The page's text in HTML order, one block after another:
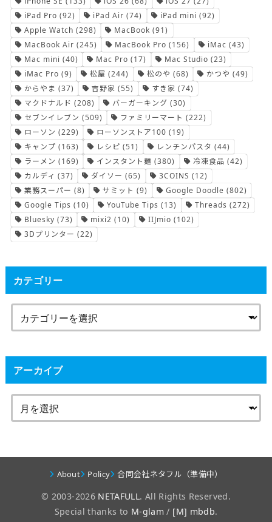
iPad Pro (92) iPad Air (74) iPad mini (92)
Apple Watch (298) MacBook (91)
MacBook Air (245) MacBook Pro (156) iMac (43)
Mac mini (40) Mac Pro (17) Mac Studio (23)
iMac Pro (9) 松屋 (244) 松のや (68) かつや (49)
からやま (37) 吉野家 (55) すき家 (74)
マクドナルド (208) バーガーキング (30)
セブンイレブン (509) ファミリーマート (222)
ローソン (229) ローソンストア100 (19)
キャンプ (163) レシピ (51) レンチンパスタ (44)
ラーメン (169) インスタント麺 (380) 冷凍食品 (42)
カルディ (37) ダイソー (65) 3COINS (12)
業務スーパー (8) サミット (9) Google Doodle (802)
Google Tips (10) YouTube Tips (13) Threads (272)
Bluesky (73) mixi2 (10) IIJmio (102)
3Dプリンター (22)
カテゴリー
アーカイブ
About Policy 合同会社ネタフル（準備中）
© 2003-2026 NETAFULL. All Rights Reserved.
Special thanks to M-glam / [M] mbdb.